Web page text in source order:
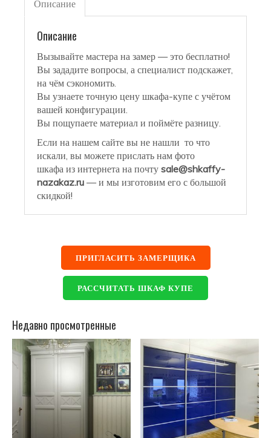
Описание
Описание
Вызывайте мастера на замер — это бесплатно!
Вы зададите вопросы, а специалист подскажет,
на чём сэкономить.
Вы узнаете точную цену шкафа-купе с учётом
вашей конфигурации.
Вы пощупаете материал и поймёте разницу.
Если на нашем сайте вы не нашли то что
искали, вы можете прислать нам фото
шкафа из интернета на почту sale@shkaffy-
nazakaz.ru — и мы изготовим его с большой
скидкой!
ПРИГЛАСИТЬ ЗАМЕРЩИКА
РАССЧИТАТЬ ШКАФ КУПЕ
Недавно просмотренные